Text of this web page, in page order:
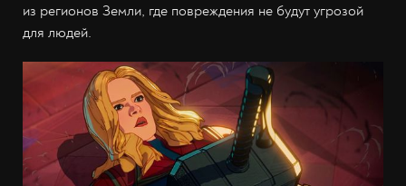
из регионов Земли, где повреждения не будут угрозой
для людей.